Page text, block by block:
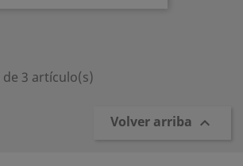
3 artículo(s)
Volver arriba 